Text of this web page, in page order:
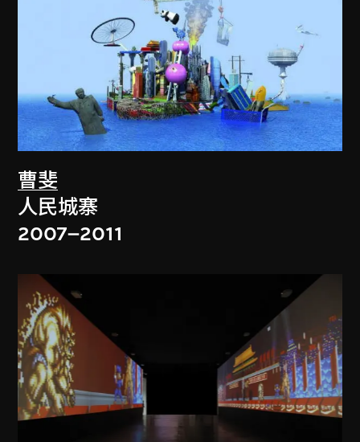
曹斐
人民城寨
2007–2011